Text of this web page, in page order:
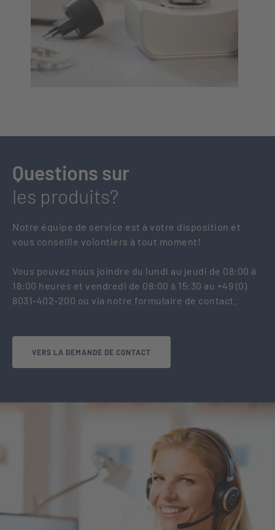
Questions sur
les produits?
Notre équipe de service est à votre disposition et
vous conseille volontiers à tout moment!
Vous pouvez nous joindre du lundi au jeudi de 08:00 à
18:00 heures et vendredi de 08:00 à 15:30 au +49 (0)
8031-402-200 ou via notre formulaire de contact.
VERS LA DEMANDE DE CONTACT